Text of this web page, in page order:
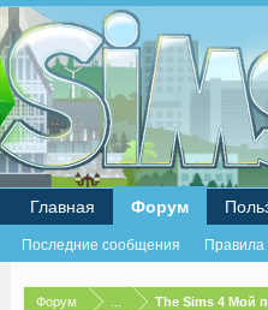
Форум The Sims 4 Мой
Главная Форум
Последние сообщения